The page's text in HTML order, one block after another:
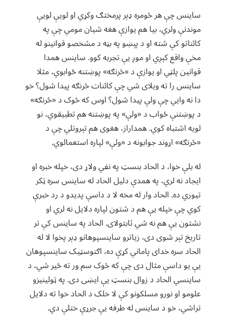
ساینس چې هر څومره ډېر پرمختګ وکړي او لویې لویې
موندنې ولري، بیا هم یوازې هغه شیان مومي چې په
کائناتو کې شته او د پېښو په بڼه د مشخصو قوانینو له
مخې واقع کېږي او موږ یې تجربه کوو. ساینس همدا
قوانین پلټي او یوازې د «څرنګه» پوښتنه ځوابوي، مثلا
ساینس را ته ویلای شي چې کائنات څرنګه پیدا شول؟ خو
دا نه وايي چې ولې پیدا شول؟ اوس که څوک د «څرنګه»
د پوښتنې ځواب د «ولې» په پوښتنه هم تطبیقوي، نو
لویه اشتباه کوي. همداراز، هغوی هم تېروتلي چې د
«څرنګه» اړوند جوابونه د «ولې» لپاره استعمالوي.
له بلې خوا، د الحاد بنسټ په نفي ولاړ دی، خپله خبره او
ایجاد نه لري، په همدې دلیل الحاد له ساینس سره ټکر
تیوري ده. الحاد وار له مخه لا د داسې پدیدو د رد خبرې
کوي چې خپله یې هم د شتون لپاره دلایل نه لري او
نشتون یې هم نه شي ثابتولای. الحاد په ساینس کې تر
تاریخ تېر شوی دی، زیاترو ساینسپوهانو ډېر پخوا لا له
الحاد سره خدای پاماني کړې ده، اګنوسټیک ساینسپوهان
یې یو داسې مثال دی چې که څوک سم ور ته ځیر شي، د
ساینسي الحاد د زوال بنسټ یې ایښی دی. په ټولینیزو
علومو او نورو مسلکونو کې لا خلک د الحاد خوا ته دلایل
تراشي، خو د ساینس له طرفه یې جرړې ختلې دي.